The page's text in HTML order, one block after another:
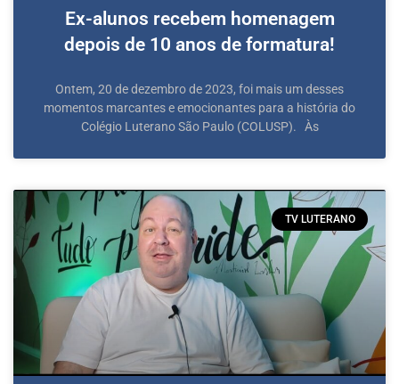
Ex-alunos recebem homenagem
depois de 10 anos de formatura!
Ontem, 20 de dezembro de 2023, foi mais um desses
momentos marcantes e emocionantes para a história do
Colégio Luterano São Paulo (COLUSP). Às
TV LUTERANO